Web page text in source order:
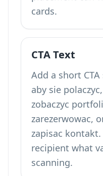
cards.
CTA Text
Add a short
aby sie
zobaczyc
zarezerwowac,
zapisac kontakt.
recipient what
scanning.